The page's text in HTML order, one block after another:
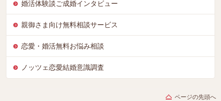
婚活体験談ご成婚インタビュー
親御さま向け無料相談サービス
恋愛・婚活無料お悩み相談
ノッツェ恋愛結婚意識調査
ページの先頭へ